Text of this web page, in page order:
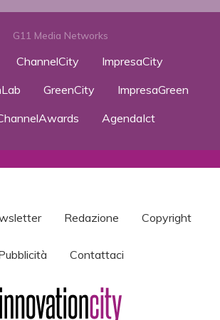
G11 Media Networks
ChannelCity
ImpresaCity
GreenCity
ImpresaGreen
AgendaIct
Redazione Copyright
Contattaci